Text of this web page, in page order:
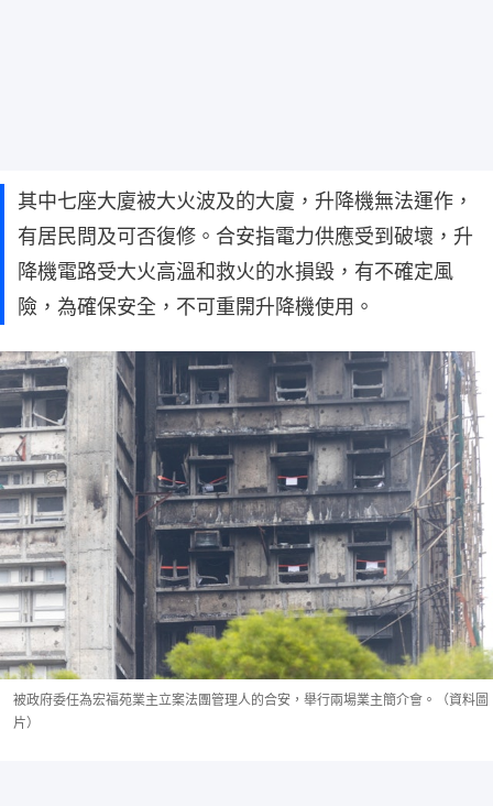
其中七座大廈被大火波及的大廈，升降機無法運作，
有居民問及可否復修。合安指電力供應受到破壞，升
降機電路受大火高溫和救火的水損毀，有不確定風
險，為確保安全，不可重開升降機使用。
被政府委任為宏福苑業主立案法團管理人的合安，舉行兩場業主簡介會。（資料圖
片）